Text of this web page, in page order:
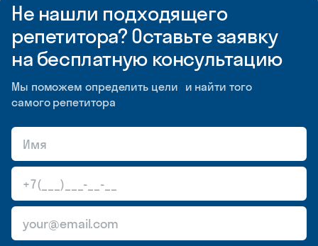
Не нашли подходящего
репетитора? Оставьте заявку
на бесплатную консультацию
Мы поможем определить цели и найти того
самого репетитора